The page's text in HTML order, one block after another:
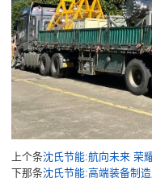
上个条
下那条